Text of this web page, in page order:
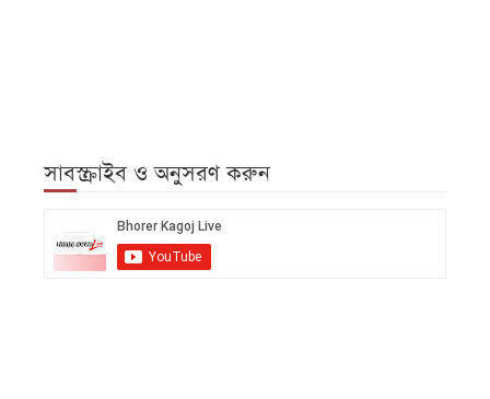
সাবস্ক্রাইব ও অনুসরণ করুন